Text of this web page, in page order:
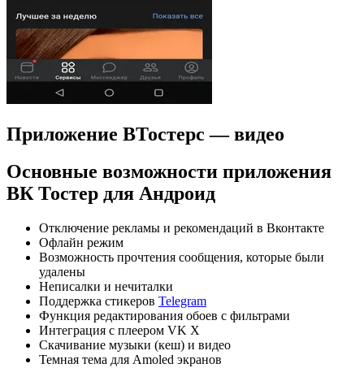
Приложение ВТостерс — видео
Основные возможности приложения
ВК Тостер для Андроид
Отключение рекламы и рекомендаций в Вконтакте
Офлайн режим
Возможность прочтения сообщения, которые были
удалены
Неписалки и нечиталки
Поддержка стикеров Telegram
Функция редактирования обоев с фильтрами
Интеграция c плеером VK X
Скачивание музыки (кеш) и видео
Темная тема для Amoled экранов